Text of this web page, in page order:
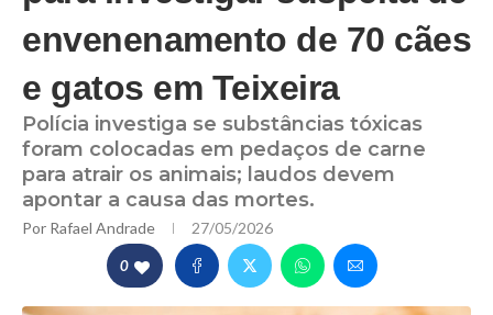
envenenamento de 70 cães
e gatos em Teixeira
Polícia investiga se substâncias tóxicas
foram colocadas em pedaços de carne
para atrair os animais; laudos devem
apontar a causa das mortes.
Por Rafael Andrade 27/05/2026
0